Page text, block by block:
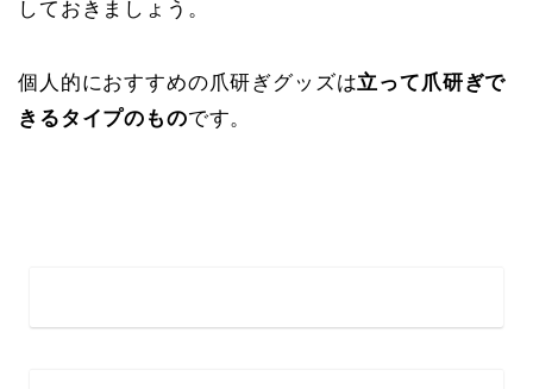
しておきましょう。
個人的におすすめの爪研ぎグッズは立って爪研ぎで
きるタイプのものです。